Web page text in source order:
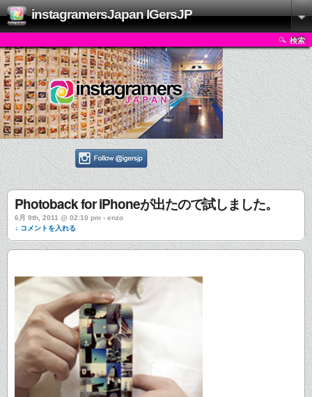
instagramersJapan IGersJP
検索
Photoback for iPhoneが出たので試しました。
6月 9th, 2011 @ 02:10 pm › enzo
↓ コメントを入れる